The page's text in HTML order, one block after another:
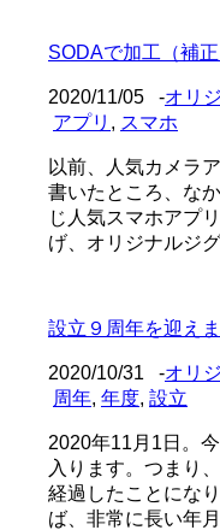
SODAで加工（補
2020/11/05 -オリ
アプリ , スマホ
以前、人気カメラ
書いたところ、な
じ人気スマホアプ
げ、オリジナルジ
設立９周年を迎え
2020/10/31 -オリ
周年, 年度, 設立
2020年11月1日。
入ります。つまり
経過したことにな
ば、非常に長い年